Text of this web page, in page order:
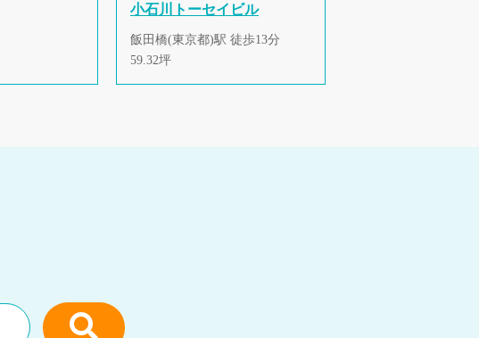
小石川トーセイビル
飯田橋(東京都)駅 徒歩13分
59.32坪